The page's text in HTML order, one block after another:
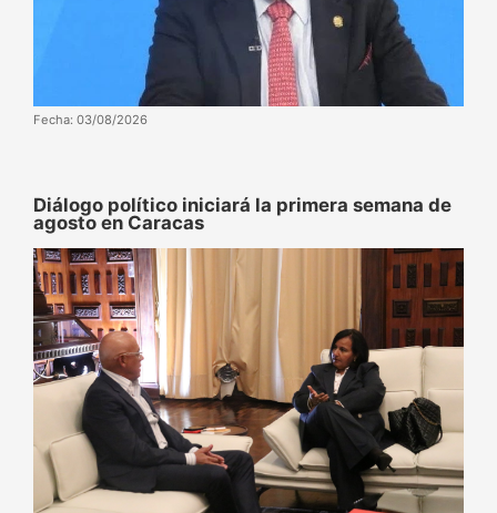
Fecha: 03/08/2026
Diálogo político iniciará la primera semana de
agosto en Caracas